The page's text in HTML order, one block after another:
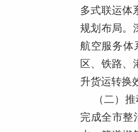
多式联运体
规划布局。
航空服务体
区、铁路、
升货运转换
（二）
完成全市整